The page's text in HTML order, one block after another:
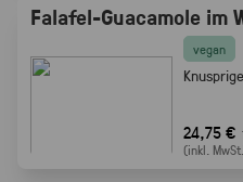
Falafel-Guacamole im
vegan
24,75 €
(inkl.